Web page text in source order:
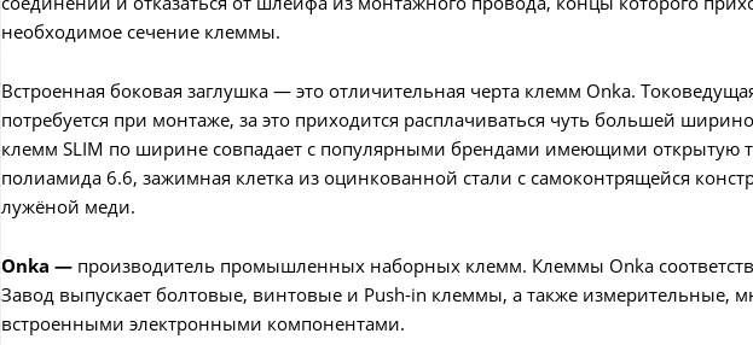
необходимое сечение клеммы.
Встроенная боковая заглушка — это отличительная черта клемм Onka.
потребуется при монтаже, за это приходится расплачиваться чуть большей
клемм SLIM по ширине совпадает с популярными брендами имеющими открытую
полиамида 6.6, зажимная клетка из оцинкованной стали с самоконтрящейся
лужёной меди.
Onka — производитель промышленных наборных клемм. Клеммы Onka
Завод выпускает болтовые, винтовые и Push-in клеммы, а также измерительные,
встроенными электронными компонентами.